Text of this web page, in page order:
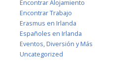
Encontrar Alojamiento
Encontrar Trabajo
Erasmus en Irlanda
Españoles en Irlanda
Eventos, Diversión y Más
Uncategorized